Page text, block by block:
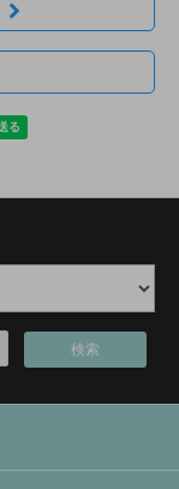
検索